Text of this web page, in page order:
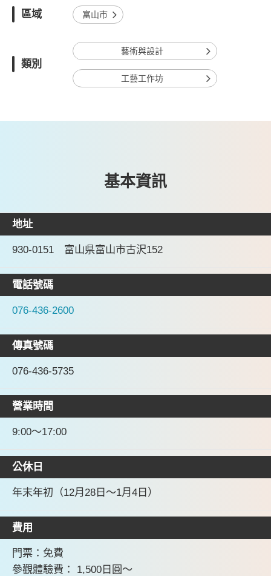
區域 富山市
類別
藝術與設計
工藝工作坊
基本資訊
地址
930-0151 富山県富山市古沢152
電話號碼
076-436-2600
傳真號碼
076-436-5735
營業時間
9:00～17:00
公休日
年末年初（12月28日～1月4日）
費用
門票：免費
參觀體驗費： 1,500日圓～